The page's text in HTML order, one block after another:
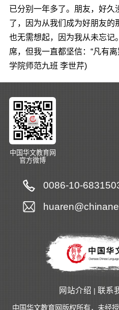
已分别一年多了。朋友，好久
了，因为从我们成为好朋友的
也无需想起，因为我从未忘记
席，但我一直都坚信：“凡有
学院师范九班 李世芹)
中国华文教育网
官方微博
0086-10-
网站介绍 | 联系
中国华文教育网版权所有，未经